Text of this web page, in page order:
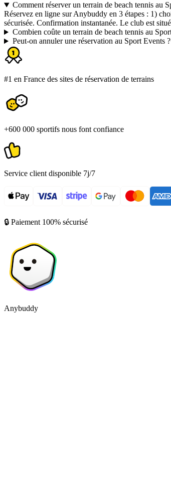
Comment réserver un terrain de beach tennis au
Réservez en ligne sur Anybuddy en 3 étapes : 1)
sécurisée. Confirmation instantanée. Le club est
Combien coûte un terrain de beach tennis au
Peut-on annuler une réservation au Sport Events ?
#1 en France des sites de réservation de terrains
+600 000 sportifs nous font confiance
Service client disponible 7j/7
🔒 Paiement 100% sécurisé
Anybuddy